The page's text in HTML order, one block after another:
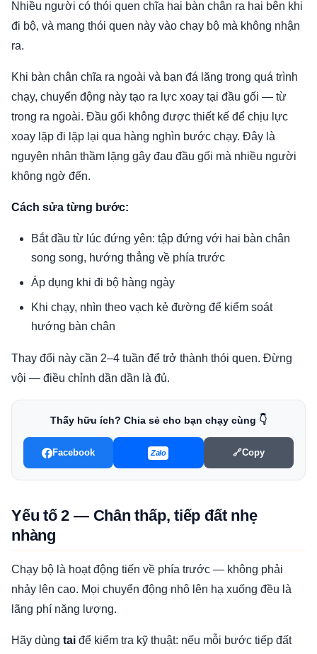
Nhiều người có thói quen chĩa hai bàn chân ra hai bên khi
đi bộ, và mang thói quen này vào chạy bộ mà không nhận
ra.
Khi bàn chân chĩa ra ngoài và bạn đá lăng trong quá trình
chạy, chuyển động này tạo ra lực xoay tại đầu gối — từ
trong ra ngoài. Đầu gối không được thiết kế để chịu lực
xoay lặp đi lặp lại qua hàng nghìn bước chạy. Đây là
nguyên nhân thầm lặng gây đau đầu gối mà nhiều người
không ngờ đến.
Cách sửa từng bước:
Bắt đầu từ lúc đứng yên: tập đứng với hai bàn chân
song song, hướng thẳng về phía trước
Áp dụng khi đi bộ hàng ngày
Khi chạy, nhìn theo vạch kẻ đường để kiểm soát
hướng bàn chân
Thay đổi này cần 2–4 tuần để trở thành thói quen. Đừng
vội — điều chỉnh dần dần là đủ.
Thấy hữu ích? Chia sẻ cho bạn chạy cùng 👇
Facebook Zalo 🔗Copy
Yếu tố 2 — Chân thấp, tiếp đất nhẹ
nhàng
Chạy bộ là hoạt động tiến về phía trước — không phải
nhảy lên cao. Mọi chuyển động nhô lên hạ xuống đều là
lãng phí năng lượng.
Hãy dùng tai để kiểm tra kỹ thuật: nếu mỗi bước tiếp đất